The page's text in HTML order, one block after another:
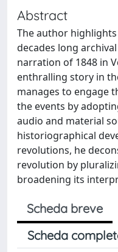
Abstract
The author
decades long
narration of 1848 in
enthralling story in
manages to engage
the events by
audio and material
historiographical
revolutions, he
revolution by
broadening its
Scheda breve
Scheda